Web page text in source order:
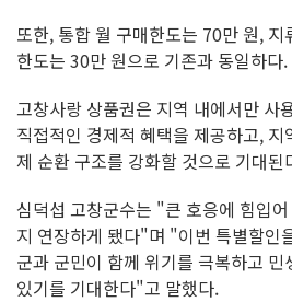
또한, 통합 월 구매한도는 70만 원, 지
한도는 30만 원으로 기존과 동일하다.
고창사랑 상품권은 지역 내에서만 사
직접적인 경제적 혜택을 제공하고,
제 순환 구조를 강화할 것으로 기대된
심덕섭 고창군수는 "큰 호응에 힘입
지 연장하게 됐다"며 "이번 특별할인
군과 군민이 함께 위기를 극복하고
있기를 기대한다"고 말했다.